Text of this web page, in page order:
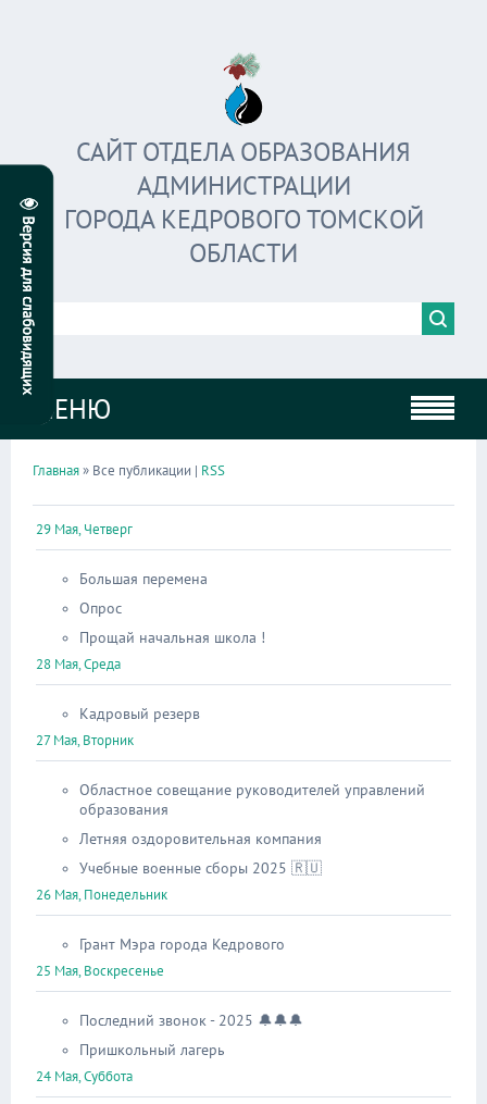
САЙТ ОТДЕЛА ОБРАЗОВАНИЯ
АДМИНИСТРАЦИИ
ГОРОДА КЕДРОВОГО ТОМСКОЙ
ОБЛАСТИ
МЕНЮ
Главная» Все публикации | RSS
29 Мая, Четверг
Большая перемена
Опрос
Прощай начальная школа !
28 Мая, Среда
Кадровый резерв
27 Мая, Вторник
Областное совещание руководителей управлений
образования
Летняя оздоровительная компания
Учебные военные сборы 2025 🇷🇺
26 Мая, Понедельник
Грант Мэра города Кедрового
25 Мая, Воскресенье
Последний звонок - 2025 🔔🔔🔔
Пришкольный лагерь
24 Мая, Суббота